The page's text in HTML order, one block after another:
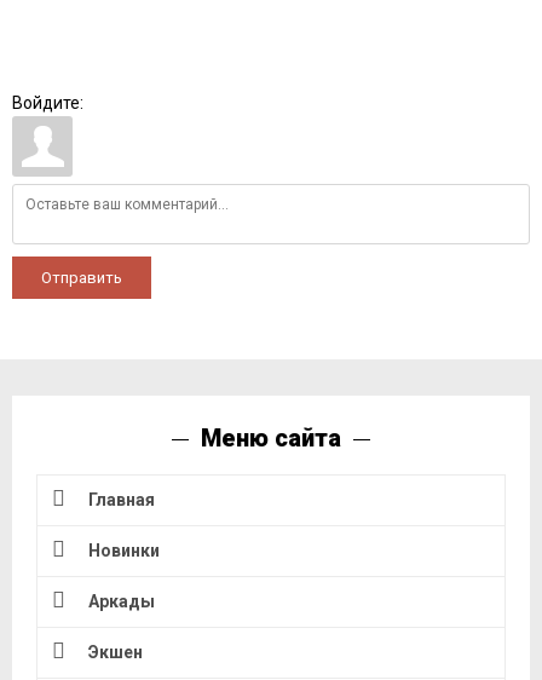
Войдите:
Отправить
Меню сайта
Главная
Новинки
Аркады
Экшен